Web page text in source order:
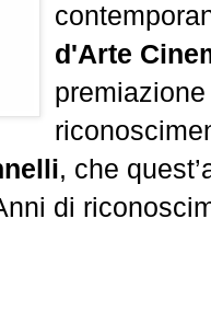
d'Arte
, che
di